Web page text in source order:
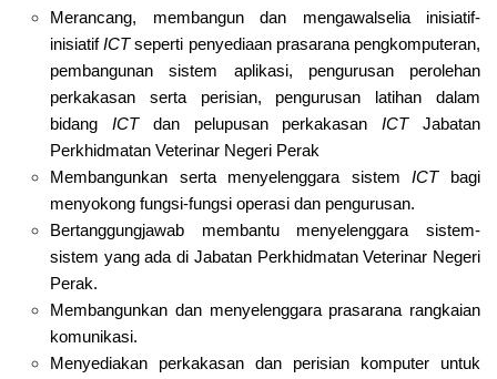
Merancang, membangun dan mengawalselia inisiatif-
inisiatifICTseperti penyediaan prasarana pengkomputeran,
pembangunan sistem aplikasi, pengurusan perolehan
perkakasan serta perisian, pengurusan latihan dalam
bidang ICTdan pelupusan perkakasanICTJabatan
Perkhidmatan Veterinar Negeri Perak
Membangunkan serta menyelenggara sistemICTbagi
menyokong fungsi-fungsi operasi dan pengurusan.
Bertanggungjawab membantu menyelenggara sistem-
sistem yang ada di Jabatan Perkhidmatan Veterinar Negeri
Perak.
Membangunkan dan menyelenggara prasarana rangkaian
komunikasi.
Menyediakan perkakasan dan perisian komputer untuk